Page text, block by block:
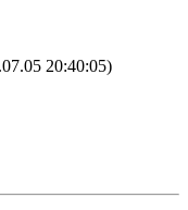
20:40:05)